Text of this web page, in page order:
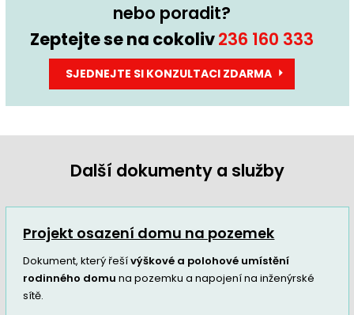
nebo poradit?
Zeptejte se na cokoliv236 160 333
SJEDNEJTE SI KONZULTACI ZDARMA
Další dokumenty a služby
Projekt osazení domu na pozemek
Dokument, který řešívýškové a polohové umístění
rodinného domu na pozemku a napojení na inženýrské
sítě.